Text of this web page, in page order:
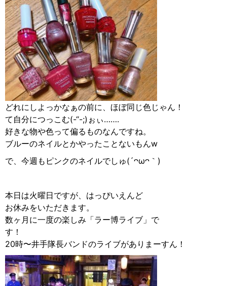
どれにしよっかなぁの前に、ほぼ同じ色じゃん！
て自分につっこむ(-“-;)ぉぃ…….
好きな物や色って偏るものなんですね。
ブルーのネイルとかやったことないもんw
で、今週もピンクのネイルでしゅ(´ᴖωᴖ｀)
本日は火曜日ですが、はっぴいえんど
お休みをいただきます。
数ヶ月に一度の楽しみ「ラー博ライブ」で
す！
20時〜井手隊長バンドのライブがありまーすん！